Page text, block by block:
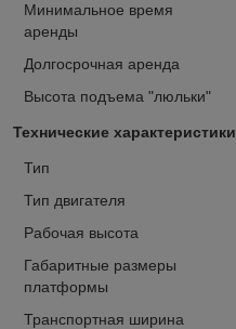
Минимальное время
аренды
Долгосрочная аренда
Высота подъема "люльки"
Технические характеристики
Тип
Тип двигателя
Рабочая высота
Габаритные размеры
платформы
Транспортная ширина